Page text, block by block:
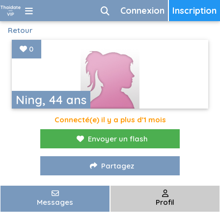
Inscription
Connexion
Retour
Ning, 44 ans
0
Connecté(e) il y a plus d'1 mois
Envoyer un flash
Partagez
Messages Profil